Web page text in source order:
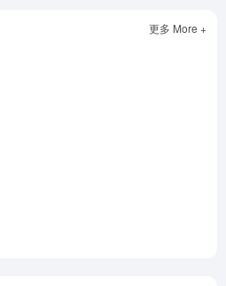
更多 More +